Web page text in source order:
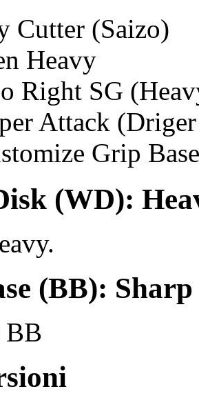
Cutter (Saizo)
Heavy
Right SG
Attack (
Grip
(WD):
.
(BB): Sharp
BB